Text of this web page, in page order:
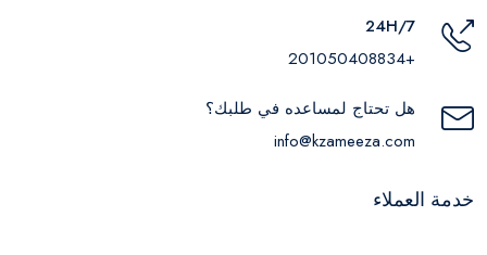
24H/7
+201050408834
هل تحتاج لمساعده في طلبك؟
info@kzameeza.com
خدمة العملاء